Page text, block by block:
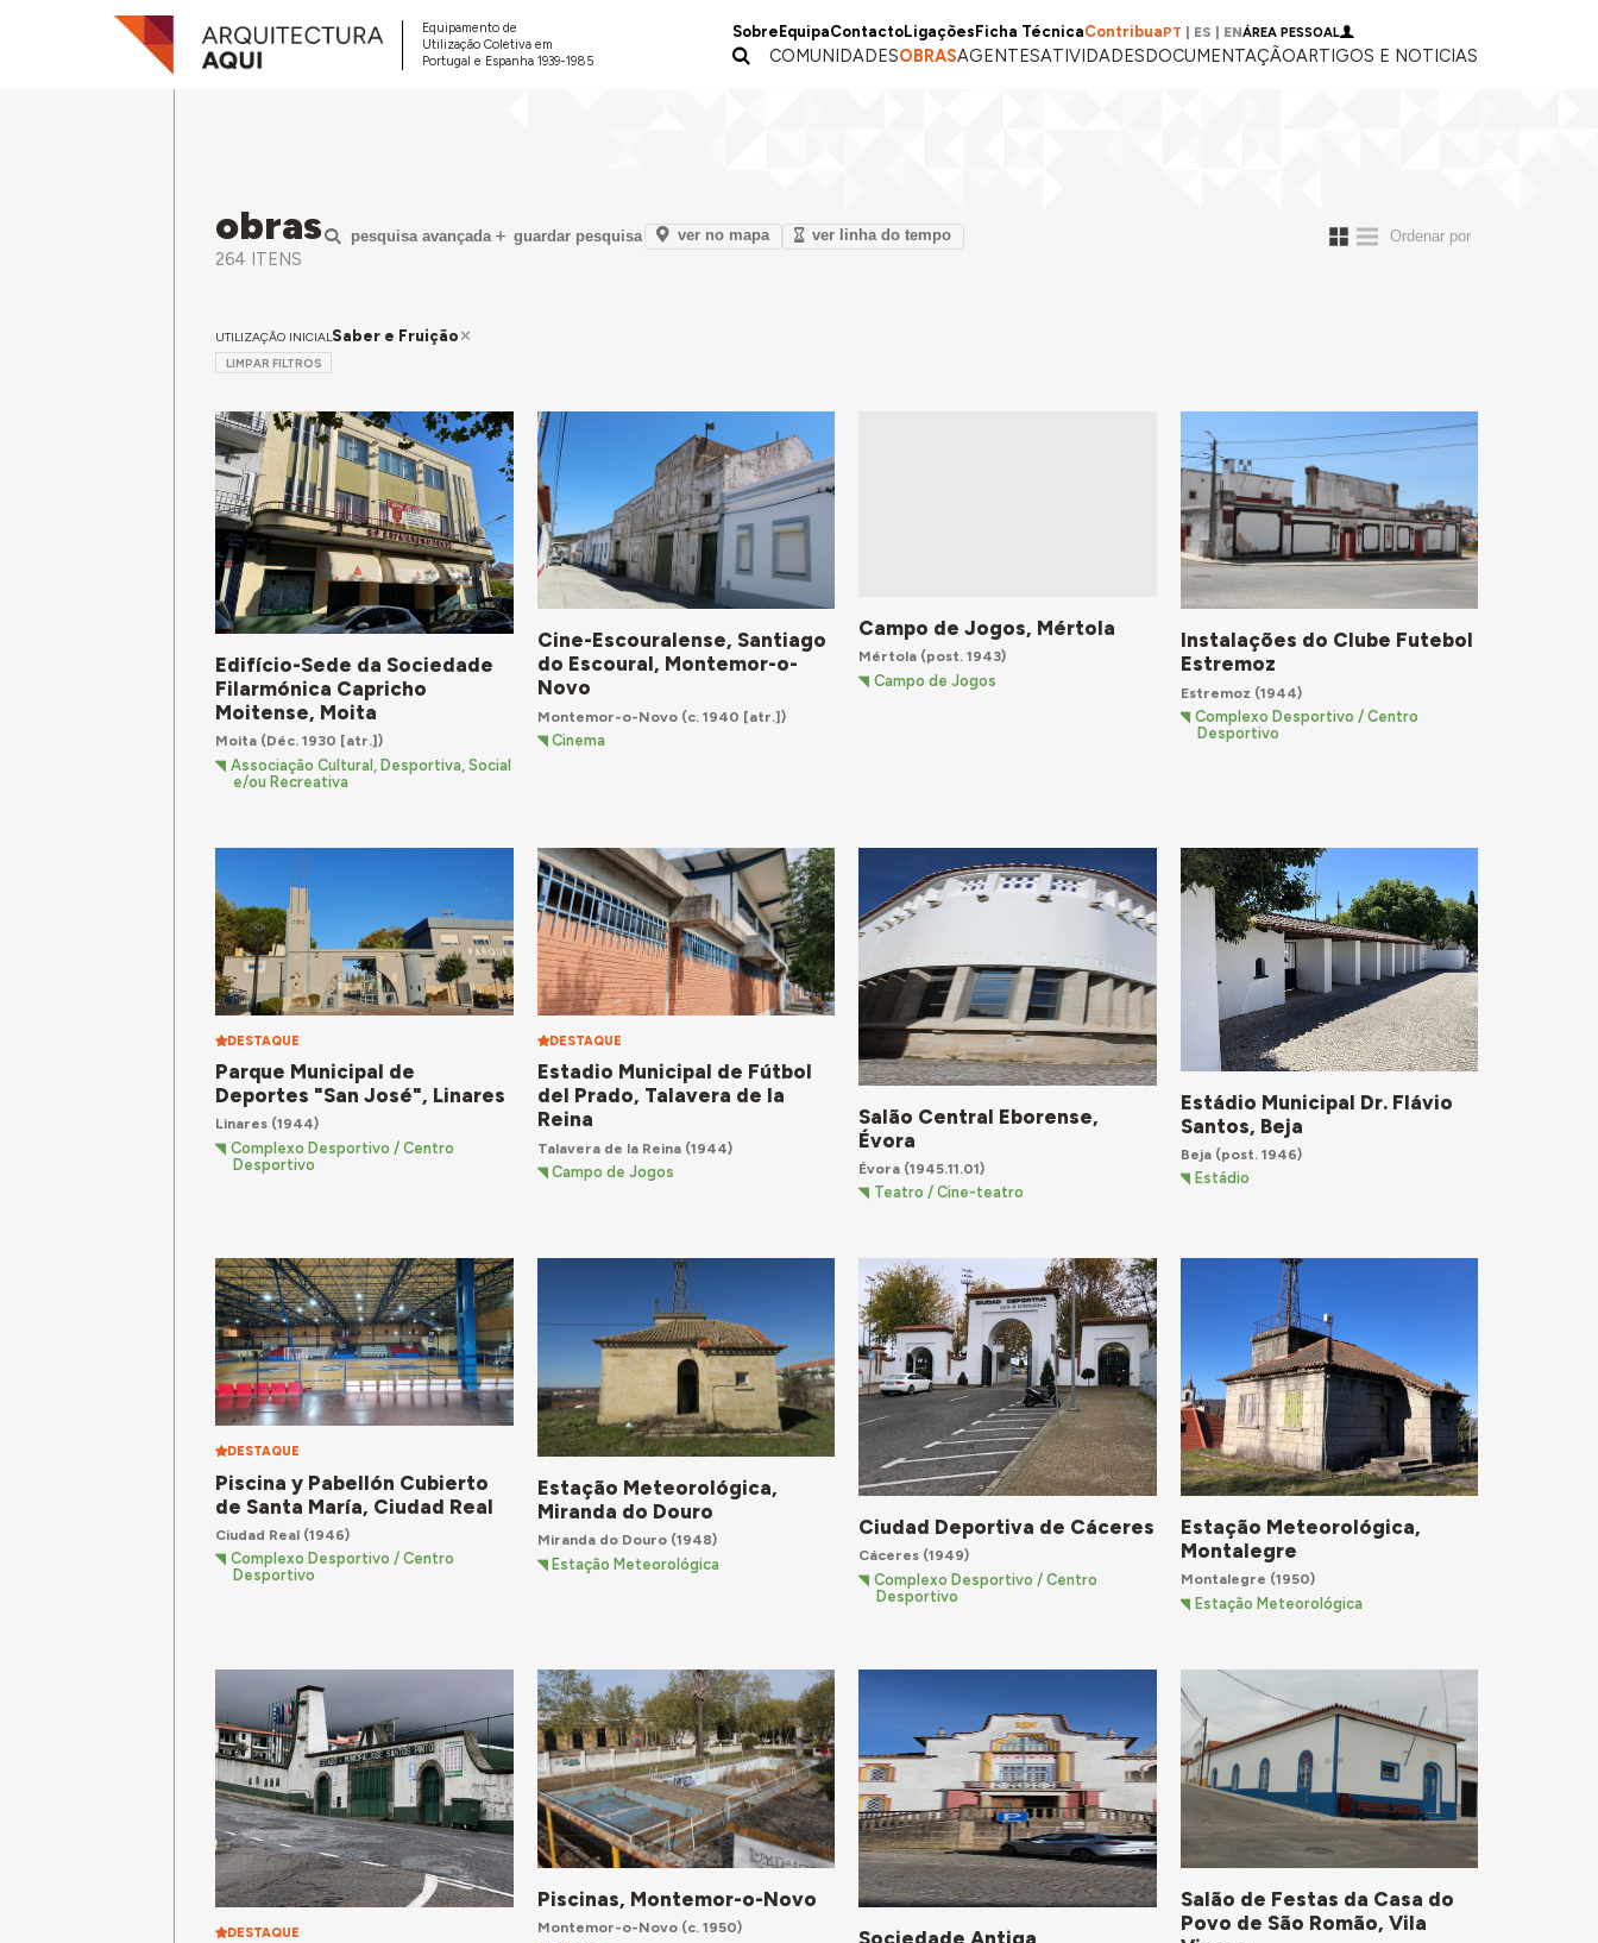
Equipamento de
Utilização Coletiva em
Portugal e Espanha 1939-1985
Sobre EquipaContactoLigações Ficha TécnicaContribuaPT ES ENÁREA PESSOAL
COMUNIDADESOBRASAGENTESATIVIDADESDOCUMENTAÇÃOARTIGOS E NOTICIAS
obras
264 ITENS
pesquisa avançada guardar pesquisa ver no mapa ver linha do tempo
UTILIZAÇÃO INICIALSaber e Fruição
LIMPAR FILTROS
Edifício-Sede da Sociedade
Filarmónica Capricho
Moitense, Moita
Moita (Déc. 1930 [atr.])
Associação Cultural, Desportiva, Social
e/ou Recreativa
Cine-Escouralense, Santiago
do Escoural, Montemor-o-
Novo
Montemor-o-Novo(c. 1940 [atr.])
Cinema
Campo de Jogos, Mértola
Mértola (post. 1943)
Campo de Jogos
Instalações do Clube Futebol
Estremoz
Estremoz (1944)
Complexo Desportivo / Centro
Desportivo
DESTAQUE
Parque Municipal de
Deportes "San José", Linares
Linares (1944)
Complexo Desportivo / Centro
Desportivo
DESTAQUE
Estadio Municipal de Fútbol
del Prado, Talavera de la
Reina
Talavera de la Reina(1944)
Campo de Jogos
Salão Central Eborense,
Évora
Évora (1945.11.01)
Teatro / Cine-teatro
Estádio Municipal Dr. Flávio
Santos, Beja
Beja(post. 1946)
Estádio
DESTAQUE
Piscina y Pabellón Cubierto
de Santa María, Ciudad Real
Ciudad Real (1946)
Complexo Desportivo / Centro
Desportivo
Estação Meteorológica,
Miranda do Douro
Miranda do Douro(1948)
Estação Meteorológica
Ciudad Deportiva de Cáceres
Cáceres (1949)
Complexo Desportivo / Centro
Desportivo
Estação Meteorológica,
Montalegre
Montalegre (1950)
Estação Meteorológica
DESTAQUE
Piscinas, Montemor-o-Novo
Montemor-o-Novo(c. 1950)
Sociedade Antiga
Salão de Festas da Casa do
Povo de São Romão, Vila